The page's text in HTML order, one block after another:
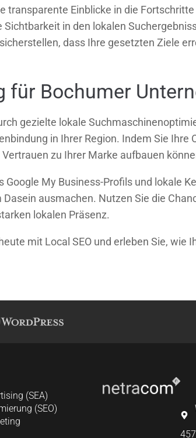
Einblicke in die
in den lokalen
dass Ihre gesetzten Ziele
für Bochumer
gezielte lokale
in Ihrer Region. Indem Sie Ihre
zu Ihrer Marke aufbauen
My Business-Profils und lokale
ausmachen. Nutzen Sie die
lokalen Präsenz.
mit Local SEO und erleben Sie, wie
(SEA)
(SEO)